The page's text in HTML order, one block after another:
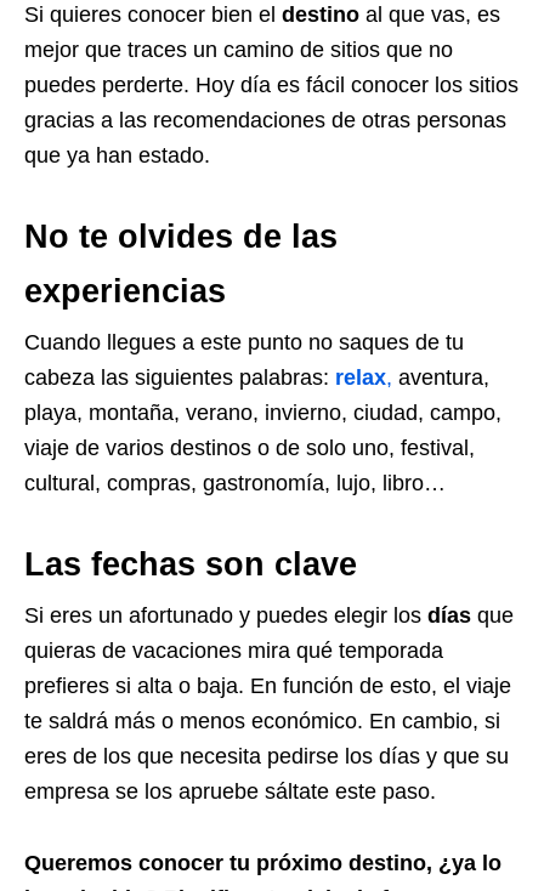
Si quieres conocer bien el destino al que vas, es
mejor que traces un camino de sitios que no
puedes perderte. Hoy día es fácil conocer los sitios
gracias a las recomendaciones de otras personas
que ya han estado.
No te olvides de las
experiencias
Cuando llegues a este punto no saques de tu
cabeza las siguientes palabras: relax, aventura,
playa, montaña, verano, invierno, ciudad, campo,
viaje de varios destinos o de solo uno, festival,
cultural, compras, gastronomía, lujo, libro…
Las fechas son clave
Si eres un afortunado y puedes elegir los días que
quieras de vacaciones mira qué temporada
prefieres si alta o baja. En función de esto, el viaje
te saldrá más o menos económico. En cambio, si
eres de los que necesita pedirse los días y que su
empresa se los apruebe sáltate este paso.
Queremos conocer tu próximo destino, ¿ya lo